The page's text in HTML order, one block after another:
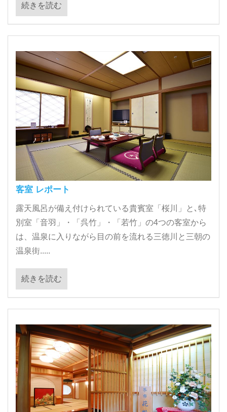
続きを読む
客室 レポート
露天風呂が備え付けられている貴賓室「桜川」と､特
別室「音羽」・「呉竹」・「若竹」の4つの客室から
は、温泉に入りながら目の前を流れる三徳川と三朝の
温泉街.....
続きを読む